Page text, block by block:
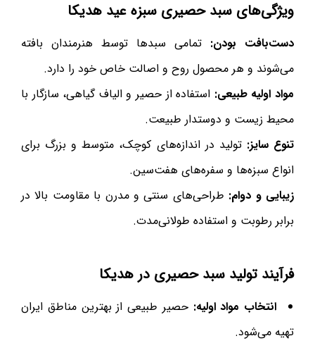
ویژگی‌های سبد حصیری سبزه عید هدیکا
دست‌بافت بودن: تمامی سبدها توسط هنرمندان بافته
می‌شوند و هر محصول روح و اصالت خاص خود را دارد.
مواد اولیه طبیعی: استفاده از حصیر و الیاف گیاهی، سازگار با
محیط زیست و دوستدار طبیعت.
تنوع سایز: تولید در اندازه‌های کوچک، متوسط و بزرگ برای
انواع سبزه‌ها و سفره‌های هفت‌سین.
زیبایی و دوام: طراحی‌های سنتی و مدرن با مقاومت بالا در
برابر رطوبت و استفاده طولانی‌مدت.
فرآیند تولید سبد حصیری در هدیکا
انتخاب مواد اولیه: حصیر طبیعی از بهترین مناطق ایران
تهیه می‌شود.